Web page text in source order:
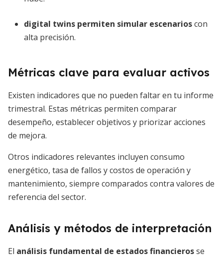
digital twins permiten simular escenarioscon
alta precisión.
Métricas clave para evaluar activos
Existen indicadores que no pueden faltar en tu informe
trimestral. Estas métricas permiten comparar
desempeño, establecer objetivos y priorizar acciones
de mejora.
Otros indicadores relevantes incluyen consumo
energético, tasa de fallos y costos de operación y
mantenimiento, siempre comparados contra valores de
referencia del sector.
Análisis y métodos de interpretación
El análisis fundamental de estados financierosse